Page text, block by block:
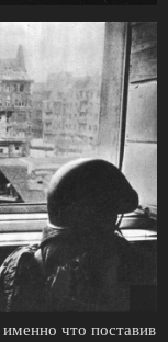
что поставив